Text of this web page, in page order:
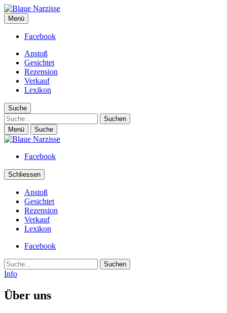
Blaue Narzisse
Magazin für Jugend, Identität und Kultur
Menü
Facebook
Anstoß
Gesichtet
Rezension
Verkauf
Lexikon
Suche
Suche
Menü Suche
Facebook
Schliessen
Anstoß
Gesichtet
Rezension
Verkauf
Lexikon
Facebook
Suche
Info
Über uns